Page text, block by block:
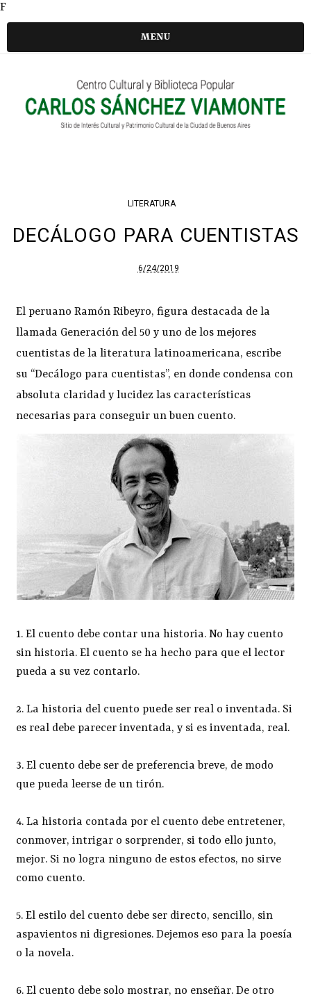
F
MENU
LITERATURA
DECÁLOGO PARA CUENTISTAS
6/24/2019
El peruano Ramón Ribeyro, figura destacada de la
llamada Generación del 50 y uno de los mejores
cuentistas de la literatura latinoamericana, escribe
su “Decálogo para cuentistas”, en donde condensa con
absoluta claridad y lucidez las características
necesarias para conseguir un buen cuento.
1. El cuento debe contar una historia. No hay cuento
sin historia. El cuento se ha hecho para que el lector
pueda a su vez contarlo.
2. La historia del cuento puede ser real o inventada. Si
es real debe parecer inventada, y si es inventada, real.
3. El cuento debe ser de preferencia breve, de modo
que pueda leerse de un tirón.
4. La historia contada por el cuento debe entretener,
conmover, intrigar o sorprender, si todo ello junto,
mejor. Si no logra ninguno de estos efectos, no sirve
como cuento.
5. El estilo del cuento debe ser directo, sencillo, sin
aspavientos ni digresiones. Dejemos eso para la poesía
o la novela.
6. El cuento debe solo mostrar, no enseñar. De otro